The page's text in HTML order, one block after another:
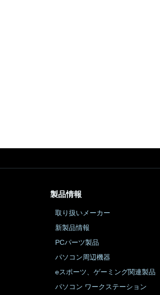
製品情報
取り扱いメーカー
新製品情報
PCパーツ製品
パソコン周辺機器
eスポーツ、ゲーミング関連製品
パソコン ワークステーション